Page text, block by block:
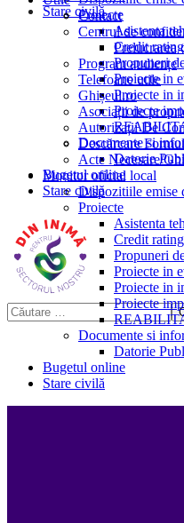
Stare civilă
Proiecte
Asistenta
Credit
Propuneri
Proiecte in
Proiecte in
Proiecte
Documente si
Datorie
Bugetul online
Stare civilă
Contact
Centrul de
Prelucrarea
Program audiențe
Telefoane utile
Ghișeul.ro
Asociații de
Autorizații De
Descărcare
Acte Necesare/
Monitor oficial local
Dispozitiile emise
Proiecte
Asistenta
Credit
Propuneri
Proiecte in
Proiecte in
Proiecte
Documente si
Datorie
Bugetul online
Stare civilă